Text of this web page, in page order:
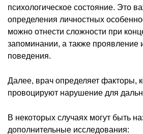
психологическое состояние. Это
определения личностных
можно отнести сложности при
запоминании, а также проявление
поведения.
Далее, врач определяет факторы,
провоцируют нарушение для
В некоторых случаях могут быть
дополнительные исследования: